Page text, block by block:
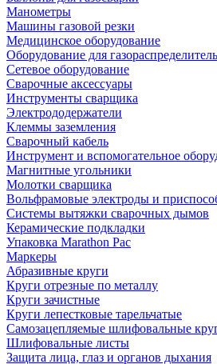
Манометры
Машины газовой резки
Медицинское оборудование
Оборудование для
Сетевое оборудование
Сварочные аксессуары
Инструменты сварщика
Электрододержатели
Клеммы заземления
Сварочный кабель
Инструмент и вспомогательное
Магнитные угольники
Молотки сварщика
Вольфрамовые электроды и
Системы вытяжки сварочных дымов
Керамические подкладки
Упаковка Marathon Pac
Маркеры
Абразивные круги
Круги отрезные по металлу
Круги зачистные
Круги лепестковые тарельчатые
Самозацепляемые шлифовальные
Шлифовальные листы
Защита лица, глаз и органов дыхания